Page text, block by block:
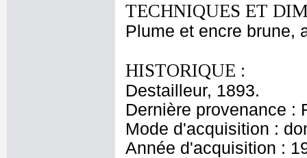
TECHNIQUES ET
Plume et encre brune,
HISTORIQUE :
Destailleur, 1893.
Dernière provenance :
Mode d'acquisition :
Année d'acquisition :